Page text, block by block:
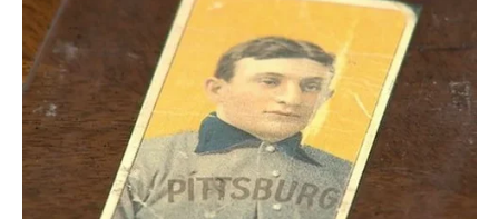
магістратуру в 2019-м
Цього року технікуми і коледжі приймають заяви від
абітурієнтів з 1 по 13 липня . До навчального закладу
треба подати оригінали і копії паспорта або свідоцтва про
народження; хлопцям – копії військово-облікового
документа; атестата з додатком; для тих, хто закінчив 11
класів – сертифікати ЗНО; чотири фотографії 3 * 4.